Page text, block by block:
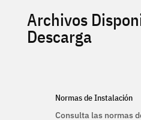
Archivos
Descarga
Normas de Instalación
Consulta las normas